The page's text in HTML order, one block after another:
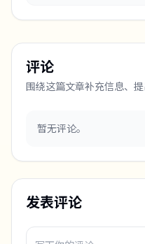
评论
围绕这篇文章补充信息、提
暂无评论。
发表评论